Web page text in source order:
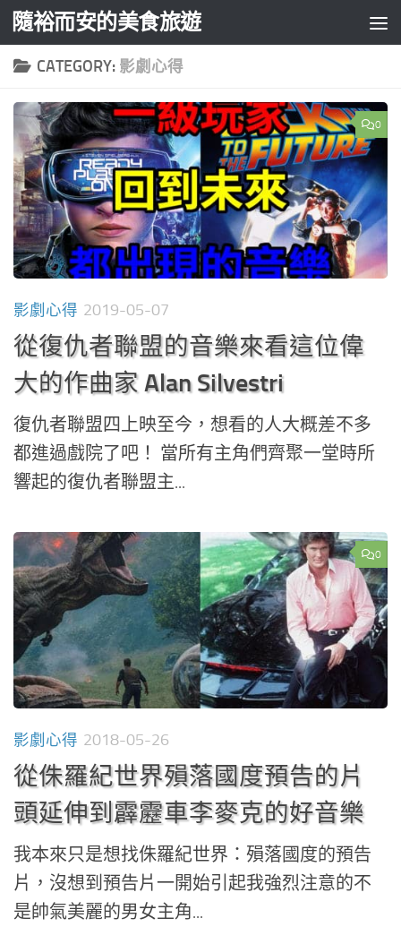
Skip to content
隨裕而安的美食旅遊
CATEGORY: 影劇心得
0
影劇心得 2019-05-07
從復仇者聯盟的音樂來看這位偉
大的作曲家 Alan Silvestri
復仇者聯盟四上映至今，想看的人大概差不多
都進過戲院了吧！ 當所有主角們齊聚一堂時所
響起的復仇者聯盟主...
0
影劇心得 2018-05-26
從侏羅紀世界殞落國度預告的片
頭延伸到霹靂車李麥克的好音樂
我本來只是想找侏羅紀世界：殞落國度的預告
片，沒想到預告片一開始引起我強烈注意的不
是帥氣美麗的男女主角...